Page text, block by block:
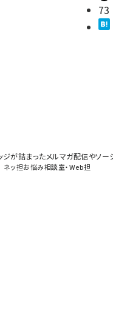
73
が詰まったメルマガ配信やソーシ
ネッ担お悩み相談室・Web担